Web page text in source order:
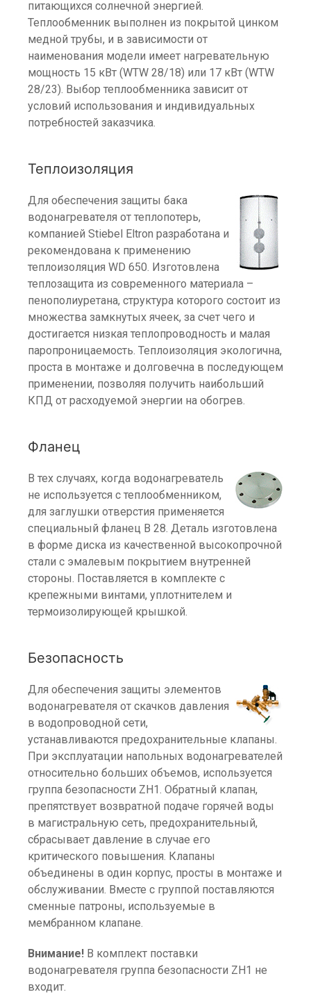
питающихся солнечной энергией.
Теплообменник выполнен из покрытой цинком
медной трубы, и в зависимости от
наименования модели имеет нагревательную
мощность 15 кВт (WTW 28/18) или 17 кВт (WTW
28/23). Выбор теплообменника зависит от
условий использования и индивидуальных
потребностей заказчика.
Теплоизоляция
Для обеспечения защиты бака
водонагревателя от теплопотерь,
компанией Stiebel Eltron разработана и
рекомендована к применению
теплоизоляция WD 650. Изготовлена
теплозащита из современного материала –
пенополиуретана, структура которого состоит из
множества замкнутых ячеек, за счет чего и
достигается низкая теплопроводность и малая
паропроницаемость. Теплоизоляция экологична,
проста в монтаже и долговечна в последующем
применении, позволяя получить наибольший
КПД от расходуемой энергии на обогрев.
Фланец
В тех случаях, когда водонагреватель
не используется с теплообменником,
для заглушки отверстия применяется
специальный фланец B 28. Деталь изготовлена
в форме диска из качественной высокопрочной
стали с эмалевым покрытием внутренней
стороны. Поставляется в комплекте с
крепежными винтами, уплотнителем и
термоизолирующей крышкой.
Безопасность
Для обеспечения защиты элементов
водонагревателя от скачков давления
в водопроводной сети,
устанавливаются предохранительные клапаны.
При эксплуатации напольных водонагревателей
относительно больших объемов, используется
группа безопасности ZH1. Обратный клапан,
препятствует возвратной подаче горячей воды
в магистральную сеть, предохранительный,
сбрасывает давление в случае его
критического повышения. Клапаны
объединены в один корпус, просты в монтаже и
обслуживании. Вместе с группой поставляются
сменные патроны, используемые в
мембранном клапане.
Внимание! В комплект поставки
водонагревателя группа безопасности ZH1 не
входит.